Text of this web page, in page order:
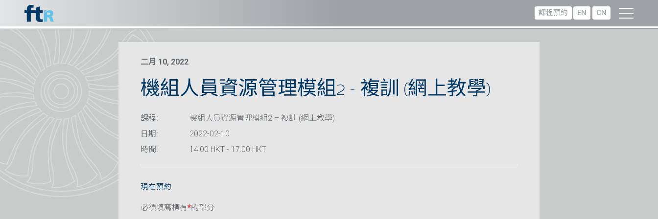
課程預約 EN CN
二月 10, 2022
機組人員資源管理模組2 – 複訓 (網上教學)
課程:
機組人員資源管理模組2 – 複訓 (網上教學)
日期:
2022-02-10
時間:
14:00 HKT - 17:00 HKT
現在預約
必須填寫標有*的部分